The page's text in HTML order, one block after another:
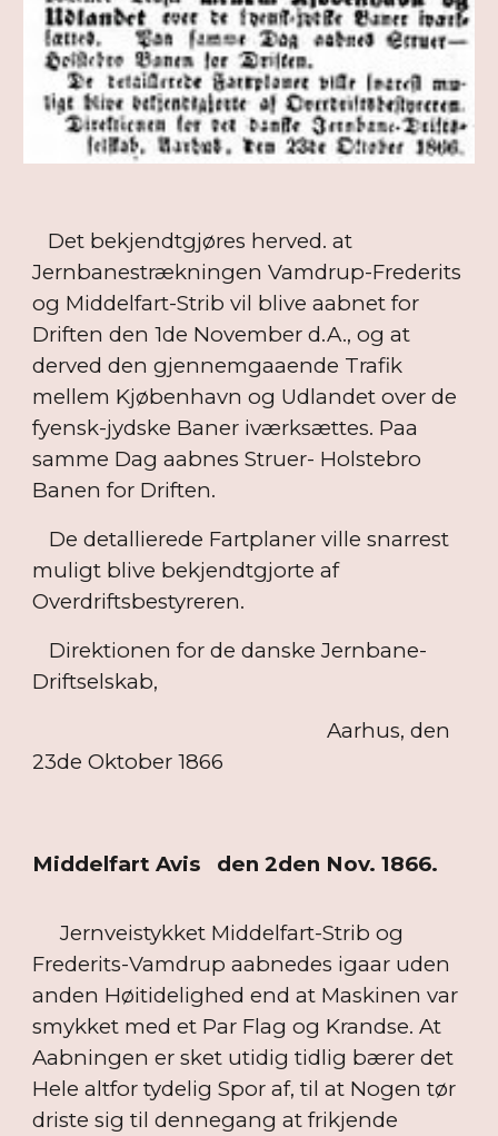
Det bekjendtgjøres herved. at
Jernbanestrækningen Vamdrup-Frederits
og Middelfart-Strib vil blive aabnet for
Driften den 1de November d.A., og at
derved den gjennemgaaende Trafik
mellem Kjøbenhavn og Udlandet over de
fyensk-jydske Baner iværksættes. Paa
samme Dag aabnes Struer- Holstebro
Banen for Driften.
De detallierede Fartplaner ville snarrest
muligt blive bekjendtgjorte af
Overdriftsbestyreren.
Direktionen for de danske Jernbane-
Driftselskab,
Aarhus, den
23de Oktober 1866
Middelfart Avis den 2den Nov. 1866.
Jernveistykket Middelfart-Strib og
Frederits-Vamdrup aabnedes igaar uden
anden Høitidelighed end at Maskinen var
smykket med et Par Flag og Krandse. At
Aabningen er sket utidig tidlig bærer det
Hele altfor tydelig Spor af, til at Nogen tør
driste sig til dennegang at frikjende